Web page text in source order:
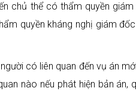
chủ thể có thẩm quyền
quyền kháng nghị giám
có liên quan đến vụ án
nào nếu phát hiện bản